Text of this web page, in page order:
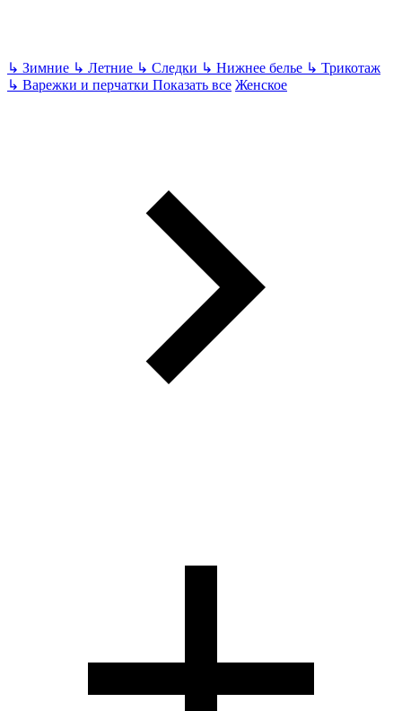
↳ Зимние ↳ Летние ↳ Следки ↳ Нижнее белье ↳ Трикотаж
↳ Варежки и перчатки Показать все Женское